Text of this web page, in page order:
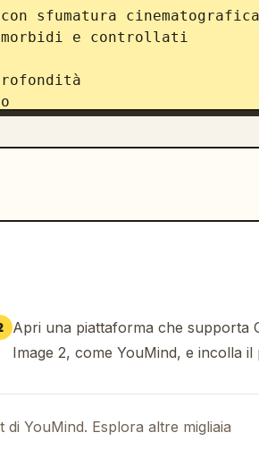
sfumatura cinematografica
e controllati
COMPROMESSO. ”
e premium, con una forte
Apri una piattaforma che supporta
Image 2, come YouMind, e incolla il
YouMind. Esplora altre migliaia